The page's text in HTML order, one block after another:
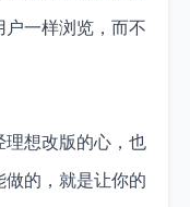
一样浏览，而不
理想改版的心，也
的，就是让你的